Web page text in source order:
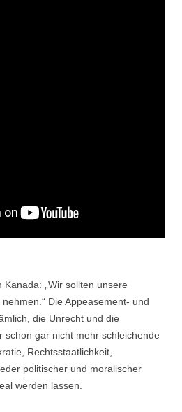
„Wir sollten unsere
Die Appeasement- und
die Unrecht und die
schon gar nicht mehr schleichende
Rechtsstaatlichkeit,
politischer und moralischer
werden lassen.